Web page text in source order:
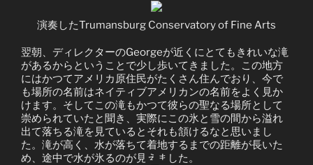
演奏したTrumansburg Conservatory of Fine Arts
翌朝、ディレクターのGeorgeが近くにとてもきれいな滝
があるからということで少し歩いてきました。この地方
にはかつてアメリカ原住民がたくさん住んでおり、今で
も場所の名前はネイティブアメリカンの名前をよく見か
けます。そしてこの滝もかつて彼らの聖なる場所として
崇められていたと聞き、実際にこの氷と雪の間から溢れ
出て落ちる滝を見ているとそれも頷けるなと思いまし
た。滝が高く、水が落ちて着地するまでの距離が長いた
め、途中で水が氷るのが見えました。